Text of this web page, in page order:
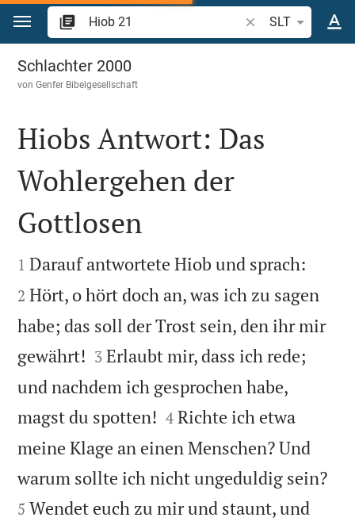
Zum Inhalt springen
Bibelstelle oder
SLT
Hiob 21
Schlachter 2000
vonGenfer Bibelgesellschaft

Hiobs Antwort: Das
Wohlergehen der
Gottlosen

1 Darauf antwortete Hiob und sprach:
2 Hört, o hört doch an, was ich zu sagen
habe; das soll der Trost sein, den ihr mir
gewährt! 

3 Erlaubt mir, dass ich rede;
und nachdem ich gesprochen habe,
magst du spotten! 

4 Richte ich etwa
meine Klage an einen Menschen? Und
warum sollte ich nicht ungeduldig sein?
5 Wendet euch zu mir und staunt, und